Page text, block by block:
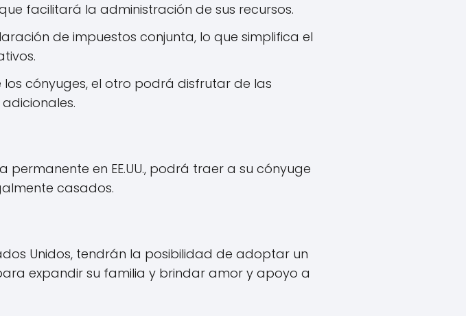
facilitará la administración de sus recursos.
de impuestos conjunta, lo que simplifica el
cónyuges, el otro podrá disfrutar de las
permanente en EE.UU., podrá traer a su cónyuge
casados.
Unidos, tendrán la posibilidad de adoptar un
expandir su familia y brindar amor y apoyo a